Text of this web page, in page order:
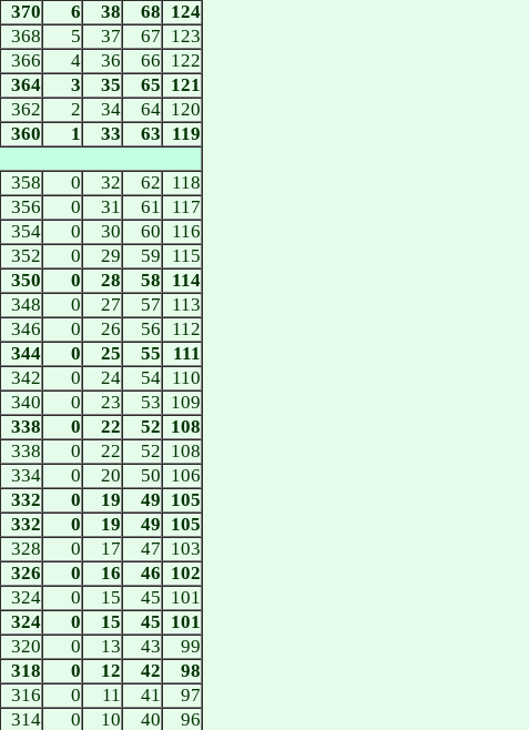
370 6 38 68 124
368 5 37 67 123
366 4 36 66 122
364 3 35 65 121
362 2 34 64 120
360 1 33 63
119
358 0 32 62
118
356 0 31 61
117
354 0 30 60
116
352 0 29 59
115
350 0 28 58
114
348 0 27 57
113
346 0 26 56
112
344 0 25 55
111
342 0 24 54
110
340 0 23 53 109
338 0 22 52 108
338 0 22 52 108
334 0 20 50 106
332 0 19 49 105
332 0 19 49 105
328 0 17 47 103
326 0 16 46 102
324 0 15 45 101
324 0 15 45 101
320 0 13 43
99
318 0 12 42
98
316 0 11 41
97
314 0 10 40 96